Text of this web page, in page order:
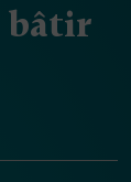
bâtir